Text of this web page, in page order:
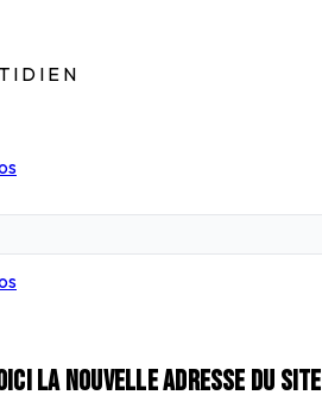
la nouvelle adresse du site